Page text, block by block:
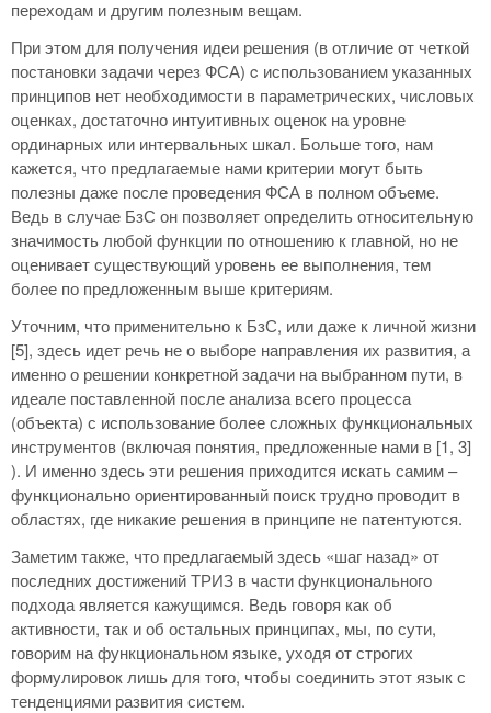
переходам и другим полезным вещам.
При этом для получения идеи решения (в отличие от четкой
постановки задачи через ФСА) c использованием указанных
принципов нет необходимости в параметрических, числовых
оценках, достаточно интуитивных оценок на уровне
ординарных или интервальных шкал. Больше того, нам
кажется, что предлагаемые нами критерии могут быть
полезны даже после проведения ФСА в полном объеме.
Ведь в случае БзС он позволяет определить относительную
значимость любой функции по отношению к главной, но не
оценивает существующий уровень ее выполнения, тем
более по предложенным выше критериям.
Уточним, что применительно к БзС, или даже к личной жизни
[5], здесь идет речь не о выборе направления их развития, а
именно о решении конкретной задачи на выбранном пути, в
идеале поставленной после анализа всего процесса
(объекта) с использование более сложных функциональных
инструментов (включая понятия, предложенные нами в [1, 3]
). И именно здесь эти решения приходится искать самим –
функционально ориентированный поиск трудно проводит в
областях, где никакие решения в принципе не патентуются.
Заметим также, что предлагаемый здесь «шаг назад» от
последних достижений ТРИЗ в части функционального
подхода является кажущимся. Ведь говоря как об
активности, так и об остальных принципах, мы, по сути,
говорим на функциональном языке, уходя от строгих
формулировок лишь для того, чтобы соединить этот язык с
тенденциями развития систем.